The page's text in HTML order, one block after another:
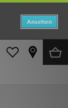
Ansehen